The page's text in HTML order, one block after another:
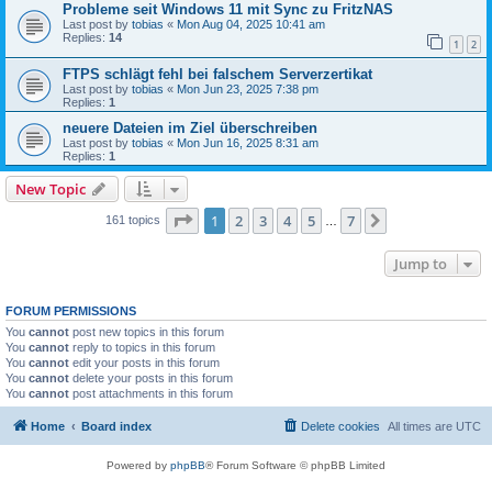
Probleme seit Windows 11 mit Sync zu FritzNAS
Last post by tobias « Mon Aug 04, 2025 10:41 am
Replies: 14 1 2
FTPS schlägt fehl bei falschem Serverzertikat
Last post by tobias « Mon Jun 23, 2025 7:38 pm
Replies: 1
neuere Dateien im Ziel überschreiben
Last post by tobias « Mon Jun 16, 2025 8:31 am
Replies: 1
New Topic
161 topics Page 1of 7
1 2 3 4 5 7
Jump to
FORUM PERMISSIONS
You cannot post new topics in this forum
You cannot reply to topics in this forum
You cannot edit your posts in this forum
You cannot delete your posts in this forum
You cannot post attachments in this forum
Home Board index All times are UTC
Delete cookies
Powered by phpBB® Forum Software © phpBB Limited